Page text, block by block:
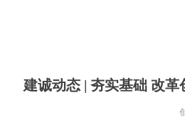
建诚动态 | 夯实基础 改